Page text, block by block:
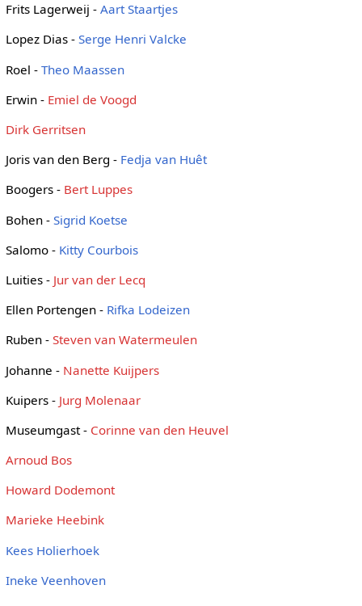
Frits Lagerweij - Aart Staartjes
Lopez Dias - Serge Henri Valcke
Roel - Theo Maassen
Erwin - Emiel de Voogd
Dirk Gerritsen
Joris van den Berg - Fedja van Huêt
Boogers - Bert Luppes
Bohen - Sigrid Koetse
Salomo - Kitty Courbois
Luities - Jur van der Lecq
Ellen Portengen - Rifka Lodeizen
Ruben - Steven van Watermeulen
Johanne - Nanette Kuijpers
Kuipers - Jurg Molenaar
Museumgast - Corinne van den Heuvel
Arnoud Bos
Howard Dodemont
Marieke Heebink
Kees Holierhoek
Ineke Veenhoven